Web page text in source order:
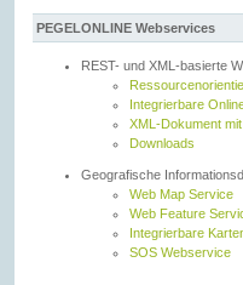
PEGELONLINE Webservices
REST- und XML-basierte
Integrierbare
XML-Dokument
Downloads
Geografische
Web Map Service
Web Feature
Integrierbare
SOS Webservice